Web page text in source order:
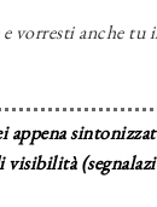
e vorresti anche
appena
visibilità